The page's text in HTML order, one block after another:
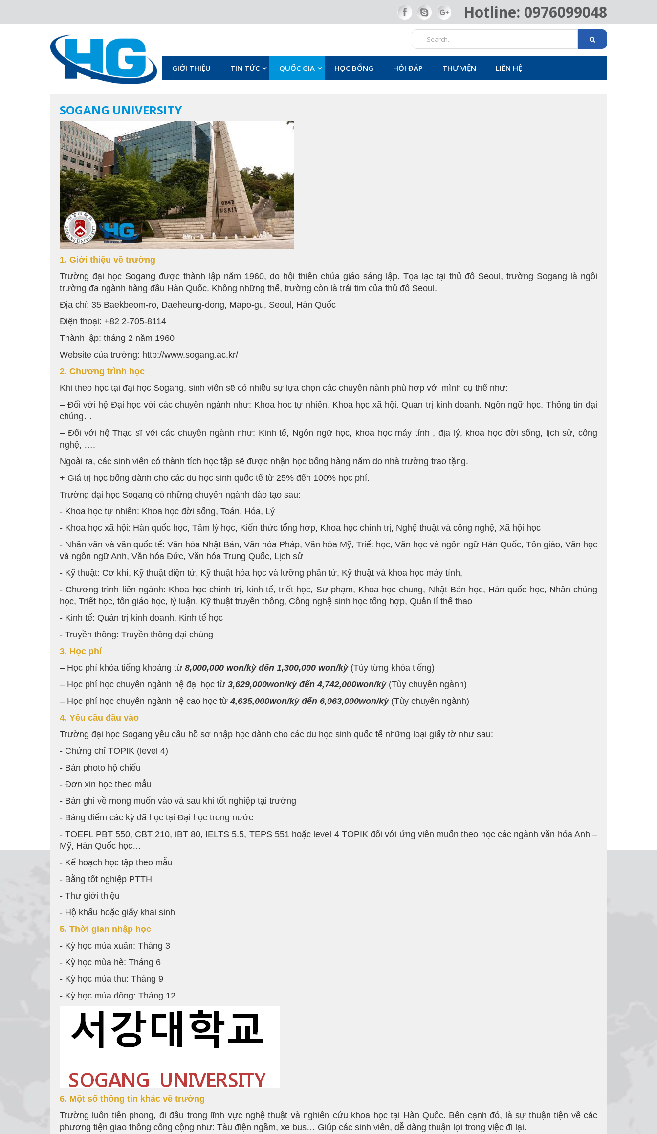
Hotline: 0976099048
GIỚI THIỆU TIN TỨC QUỐC GIA HỌC BỔNG HỎI ĐÁP THƯ VIỆN LIÊN HỆ
SOGANG UNIVERSITY
1. Giới thiệu về trường
Trường đại học Sogang được thành lập năm 1960, do hội thiên chúa giáo sáng lập. Tọa lạc tại thủ đô Seoul, trường Sogang là ngôi
trường đa ngành hàng đầu Hàn Quốc. Không những thế, trường còn là trái tim của thủ đô Seoul.
Địa chỉ: 35 Baekbeom-ro, Daeheung-dong, Mapo-gu, Seoul, Hàn Quốc
Điện thoại: +82 2-705-8114
Thành lập: tháng 2 năm 1960
Website của trường: http://www.sogang.ac.kr/
2. Chương trình học
Khi theo học tại đại học Sogang, sinh viên sẽ có nhiều sự lựa chọn các chuyên nành phù hợp với mình cụ thể như:
– Đối với hệ Đại học với các chuyên ngành như: Khoa học tự nhiên, Khoa học xã hội, Quản trị kinh doanh, Ngôn ngữ học, Thông tin đại
chúng…
– Đối với hệ Thạc sĩ với các chuyên ngành như: Kinh tế, Ngôn ngữ học, khoa học máy tính , địa lý, khoa học đời sống, lịch sử, công
nghệ, ….
Ngoài ra, các sinh viên có thành tích học tập sẽ được nhận học bổng hàng năm do nhà trường trao tặng.
+ Giá trị học bổng dành cho các du học sinh quốc tế từ 25% đến 100% học phí.
Trường đại học Sogang có những chuyên ngành đào tạo sau:
- Khoa học tự nhiên: Khoa học đời sống, Toán, Hóa, Lý
- Khoa học xã hội: Hàn quốc học, Tâm lý học, Kiến thức tổng hợp, Khoa học chính trị, Nghệ thuật và công nghệ, Xã hội học
- Nhân văn và văn quốc tế: Văn hóa Nhật Bản, Văn hóa Pháp, Văn hóa Mỹ, Triết học, Văn học và ngôn ngữ Hàn Quốc, Tôn giáo, Văn học
và ngôn ngữ Anh, Văn hóa Đức, Văn hóa Trung Quốc, Lịch sử
- Kỹ thuật: Cơ khí, Kỹ thuật điện tử, Kỹ thuật hóa học và lưỡng phân tử, Kỹ thuật và khoa học máy tính,
- Chương trình liên ngành: Khoa học chính trị, kinh tế, triết học, Sư phạm, Khoa học chung, Nhật Bản học, Hàn quốc học, Nhân chủng
học, Triết học, tôn giáo học, lý luận, Kỹ thuật truyền thông, Công nghệ sinh học tổng hợp, Quản lí thể thao
- Kinh tế: Quản trị kinh doanh, Kinh tế học
- Truyền thông: Truyền thông đại chúng
3. Học phí
– Học phí khóa tiếng khoảng từ 8,000,000 won/kỳ đến 1,300,000 won/kỳ (Tùy từng khóa tiếng)
– Học phí học chuyên ngành hệ đại học từ 3,629,000won/kỳ đến 4,742,000won/kỳ(Tùy chuyên ngành)
– Học phí học chuyên ngành hệ cao học từ4,635,000won/kỳ đến 6,063,000won/kỳ (Tùy chuyên ngành)
4. Yêu cầu đầu vào
Trường đại học Sogang yêu cầu hồ sơ nhập học dành cho các du học sinh quốc tế những loại giấy tờ như sau:
- Chứng chỉ TOPIK (level 4)
- Bản photo hộ chiếu
- Đơn xin học theo mẫu
- Bản ghi về mong muốn vào và sau khi tốt nghiệp tại trường
- Bảng điểm các kỳ đã học tại Đại học trong nước
- TOEFL PBT 550, CBT 210, iBT 80, IELTS 5.5, TEPS 551 hoặc level 4 TOPIK đối với ứng viên muốn theo học các ngành văn hóa Anh –
Mỹ, Hàn Quốc học…
- Kế hoạch học tập theo mẫu
- Bằng tốt nghiệp PTTH
- Thư giới thiệu
- Hộ khẩu hoặc giấy khai sinh
5. Thời gian nhập học
- Kỳ học mùa xuân: Tháng 3
- Kỳ học mùa hè: Tháng 6
- Kỳ học mùa thu: Tháng 9
- Kỳ học mùa đông: Tháng 12
6. Một số thông tin khác về trường
Trường luôn tiên phong, đi đầu trong lĩnh vực nghệ thuật và nghiên cứu khoa học tại Hàn Quốc. Bên cạnh đó, là sự thuận tiện về các
phương tiện giao thông công cộng như: Tàu điện ngầm, xe bus… Giúp các sinh viên, dễ dàng thuận lợi trong việc đi lại.